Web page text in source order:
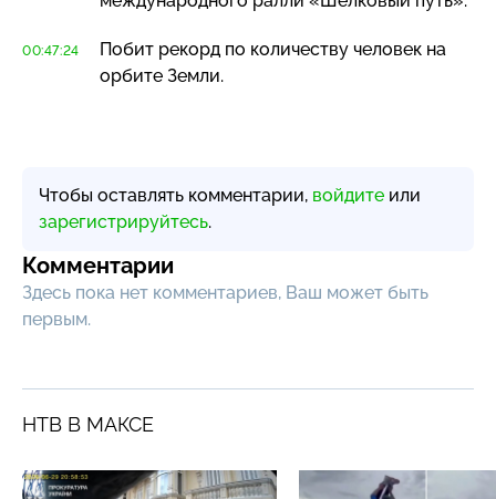
00:47:24
Побит рекорд по количеству человек на
орбите Земли.
Чтобы оставлять комментарии, войдите или
зарегистрируйтесь.
Комментарии
Здесь пока нет комментариев, Ваш может быть
первым.
НТВ В МАКСЕ